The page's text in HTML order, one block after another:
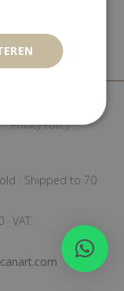
Privacy Policy
· Shipped to 70
VAT: